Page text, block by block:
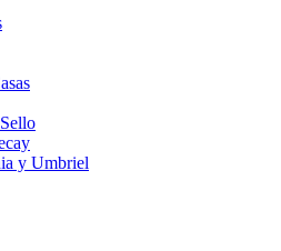
y Umbriel